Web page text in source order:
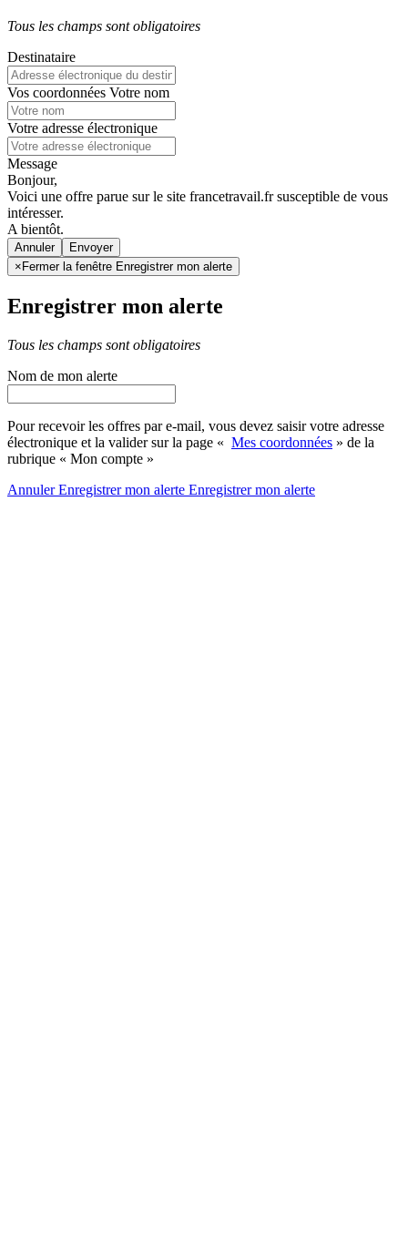
Tous les champs sont obligatoires
Destinataire
Vos coordonnées Votre nom
Votre adresse électronique
Message
Bonjour,
Voici une offre parue sur le site francetravail.fr susceptible de vous
intéresser.
A bientôt.
Annuler
× Fermer la fenêtre Enregistrer mon alerte
Enregistrer mon alerte
Tous les champs sont obligatoires
Nom de mon alerte
Pour recevoir les offres par e-mail, vous devez saisir votre adresse
électronique et la valider sur la page « Mes coordonnées » de la
rubrique « Mon compte »
AnnulerEnregistrer mon alerte Enregistrermon alerte